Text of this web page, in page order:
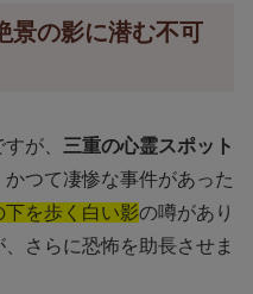
景の影に潜む不可
が、 三重の心霊スポット
つて凄惨な事件があった
を歩く白い影の噂があり
さらに恐怖を助長させま